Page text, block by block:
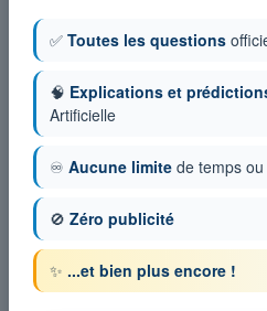
✅ Toutes les questions
🧠 Explications et
Artificielle
♾️ Aucune limite de temps
🚫 Zéro publicité
✨ ...et bien plus encore !